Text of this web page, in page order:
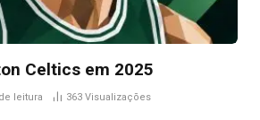
Celtics em 2025
leitura 363 Visualizações